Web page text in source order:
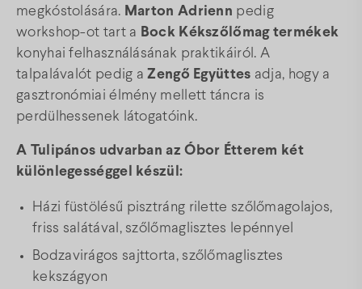
megkóstolására. Marton Adrienn pedig
workshop-ot tart a Bock Kékszőlőmag termékek
konyhai felhasználásának praktikáiról. A
talpalávalót pedig aZengő Együttes adja, hogy a
gasztronómiai élmény mellett táncra is
perdülhessenek látogatóink.
A Tulipános udvarban az Óbor Étterem két
különlegességgel készül:
Házi füstölésű pisztráng rilette szőlőmagolajos,
friss salátával, szőlőmaglisztes lepénnyel
Bodzavirágos sajttorta, szőlőmaglisztes
kekszágyon